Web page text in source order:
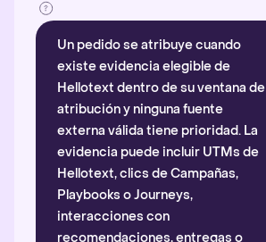
Un pedido se atribuye cuando
existe evidencia elegible de
Hellotext dentro de su ventana de
atribución y ninguna fuente
externa válida tiene prioridad. La
evidencia puede incluir UTMs de
Hellotext, clics de Campañas,
Playbooks o Journeys,
interacciones con
recomendaciones, entregas o